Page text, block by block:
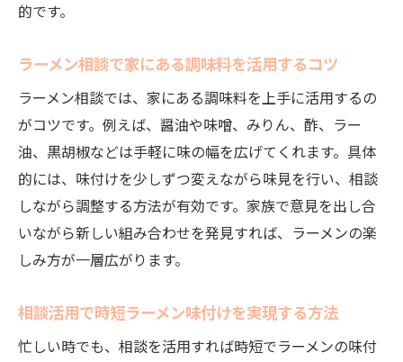
的です。
ラーメン相談で家にある調味料を活用するコツ
ラーメン相談では、家にある調味料を上手に活用するの
がコツです。例えば、醤油や味噌、みりん、酢、ラー
油、黒胡椒などは手軽に味の幅を広げてくれます。具体
的には、味付けを少しずつ変えながら味見を行い、相談
しながら調整する方法が有効です。家族で意見を出し合
いながら新しい組み合わせを発見すれば、ラーメンの楽
しみ方が一層広がります。
相談活用で時短ラーメン味付けを実現する方法
忙しい時でも、相談を活用すれば時短でラーメンの味付